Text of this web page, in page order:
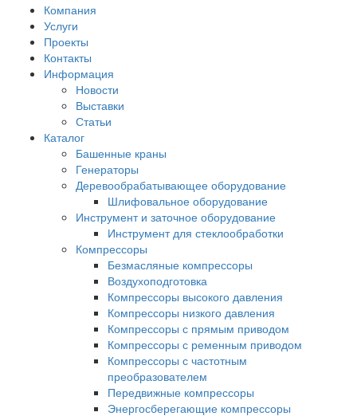
Компания
Услуги
Проекты
Контакты
Информация
Новости
Выставки
Статьи
Каталог
Башенные краны
Генераторы
Деревообрабатывающее оборудование
Шлифовальное оборудование
Инструмент и заточное оборудование
Инструмент для стеклообработки
Компрессоры
Безмасляные компрессоры
Воздухоподготовка
Компрессоры высокого давления
Компрессоры низкого давления
Компрессоры с прямым приводом
Компрессоры с ременным приводом
Компрессоры с частотным
преобразователем
Передвижные компрессоры
Энергосберегающие компрессоры